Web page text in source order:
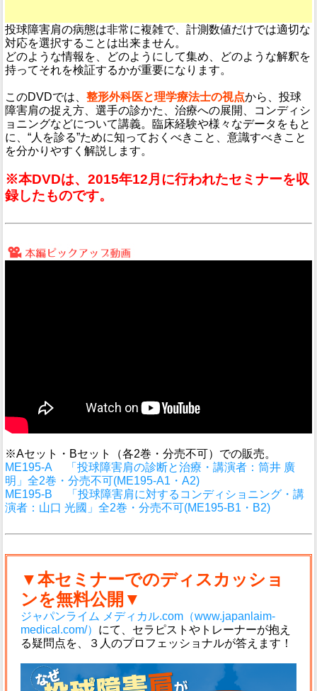
投球障害肩の病態は非常に複雑で、計測数値だけでは適切な
対応を選択することは出来ません。
どのような情報を、どのようにして集め、どのような解釈を
持ってそれを検証するかが重要になります。
このDVDでは、 整形外科医と理学療法士の視点から、投球
障害肩の捉え方、選手の診かた、治療への展開、コンディシ
ョニングなどについて講義。臨床経験や様々なデータをもと
に、“人を診る”ために知っておくべきこと、意識すべきこと
を分かりやすく解説します。
※本DVDは、2015年12月に行われたセミナーを収
録したものです。
※Aセット・Bセット（各2巻・分売不可）での販売。
ME195-A 「投球障害肩の診断と治療・講演者：筒井 廣
明」全2巻・分売不可(ME195-A1・A2)
ME195-B 「投球障害肩に対するコンディショニング・講
演者：山口 光國」全2巻・分売不可(ME195-B1・B2)
▼本セミナーでのディスカッショ
ンを無料公開▼
ジャパンライム メディカル.com（www.japanlaim-
medical.com/） にて、セラピストやトレーナーが抱え
る疑問点を、３人のプロフェッショナルが答えます！